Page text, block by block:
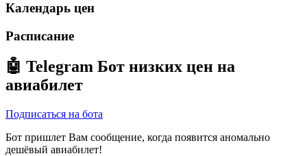
Календарь цен
Расписание
🤖 Telegram Бот низких цен на
авиабилет
Подписаться на бота
Бот пришлет Вам сообщение, когда появится аномально
дешёвый авиабилет!